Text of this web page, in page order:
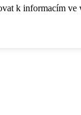
k informacím ve